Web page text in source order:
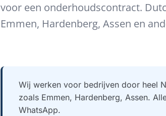
voor een onderhoudscontract.
Emmen, Hardenberg, Assen en
Wij werken voor bedrijven door heel
zoals Emmen, Hardenberg, Assen.
WhatsApp.